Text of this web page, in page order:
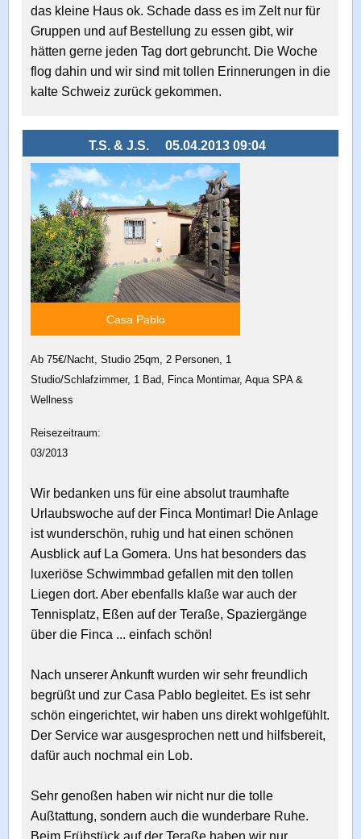
das kleine Haus ok. Schade dass es im Zelt nur für
Gruppen und auf Bestellung zu essen gibt, wir
hätten gerne jeden Tag dort gebruncht. Die Woche
flog dahin und wir sind mit tollen Erinnerungen in die
kalte Schweiz zurück gekommen.
T.S. & J.S. 05.04.2013 09:04
Casa Pablo
Ab 75€/Nacht, Studio 25qm, 2 Personen, 1
Studio/Schlafzimmer, 1 Bad, Finca Montimar, Aqua SPA &
Wellness
Reisezeitraum:
03/2013
Wir bedanken uns für eine absolut traumhafte
Urlaubswoche auf der Finca Montimar! Die Anlage
ist wunderschön, ruhig und hat einen schönen
Ausblick auf La Gomera. Uns hat besonders das
luxeriöse Schwimmbad gefallen mit den tollen
Liegen dort. Aber ebenfalls klaße war auch der
Tennisplatz, Eßen auf der Teraße, Spaziergänge
über die Finca ... einfach schön!
Nach unserer Ankunft wurden wir sehr freundlich
begrüßt und zur Casa Pablo begleitet. Es ist sehr
schön eingerichtet, wir haben uns direkt wohlgefühlt.
Der Service war ausgesprochen nett und hilfsbereit,
dafür auch nochmal ein Lob.
Sehr genoßen haben wir nicht nur die tolle
Außtattung, sondern auch die wunderbare Ruhe.
Beim Frühstück auf der Teraße haben wir nur